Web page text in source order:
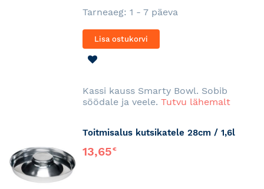
Tarneaeg: 1 - 7 päeva
Lisa ostukorvi
Kassi kauss Smarty Bowl. Sobib
söödale ja veele. Tutvu lähemalt
Toitmisalus kutsikatele 28cm / 1,6l
13,65€